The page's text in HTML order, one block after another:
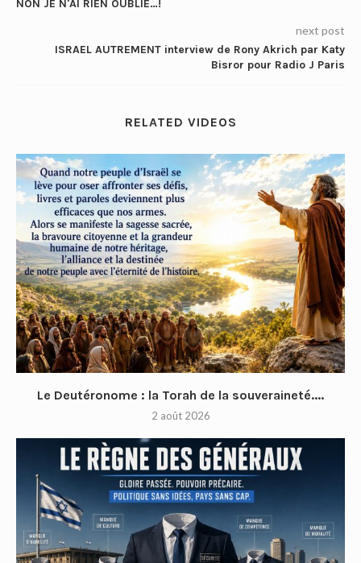
NON JE N'AI RIEN OUBLIE…!
next post
ISRAEL AUTREMENT interview de Rony Akrich par Katy
Bisror pour Radio J Paris
RELATED VIDEOS
Le Deutéronome : la Torah de la souveraineté....
2 août 2026